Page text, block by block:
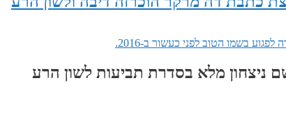
ניצחון מלא בסדרת תביעות לשון הרע